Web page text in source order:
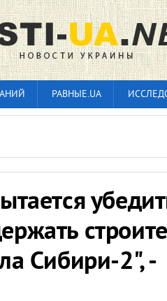
РАВНЫЕ.UA
Сибири-2", -